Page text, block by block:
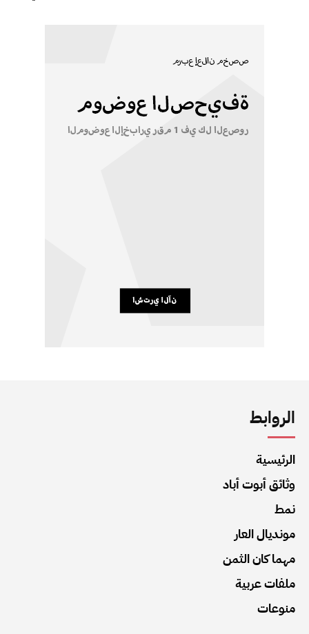
الروابط
الرئيسية
وثائق أبوت أباد
نمط
مونديال العار
مهما كان الثمن
ملفات عربية
منوعات